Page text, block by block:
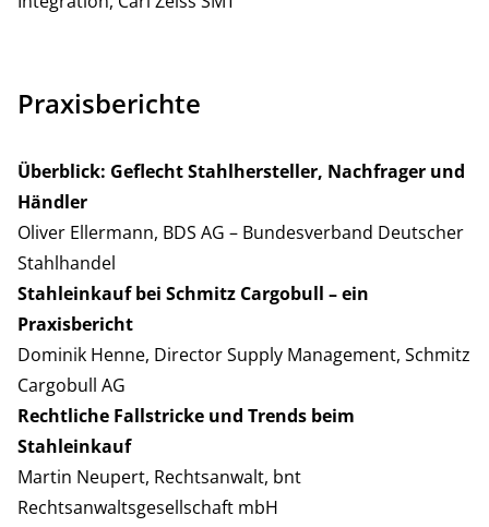
Praxisberichte
Überblick: Geflecht Stahlhersteller, Nachfrager und
Händler
Oliver Ellermann, BDS AG – Bundesverband Deutscher
Stahlhandel
Stahleinkauf bei Schmitz Cargobull – ein
Praxisbericht
Dominik Henne, Director Supply Management, Schmitz
Cargobull AG
Rechtliche Fallstricke und Trends beim
Stahleinkauf
Martin Neupert, Rechtsanwalt, bnt
Rechtsanwaltsgesellschaft mbH